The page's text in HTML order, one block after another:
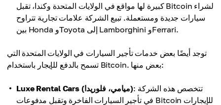
كبيرة لها مواقع في الولايات المتحدة وكندا، تقبل Bitcoin لشراء
سيارات جديدة ومستعملة. تبيع الشركة علامات تجارية تتراوح
بين Honda وToyota إلى Lamborghini وFerrari.
توجد أيضًا بعض خدمات تأجير السيارات في الولايات المتحدة التي
تسمح بالدفع للإيجار باستخدام Bitcoin. بعض منها:
Luxe Rental Cars (ميامي، فلوريدا): تتخصص هذه الشركة
في تأجير السيارات الفاخرة وتقبل مدفوعات Bitcoin للإيجارات